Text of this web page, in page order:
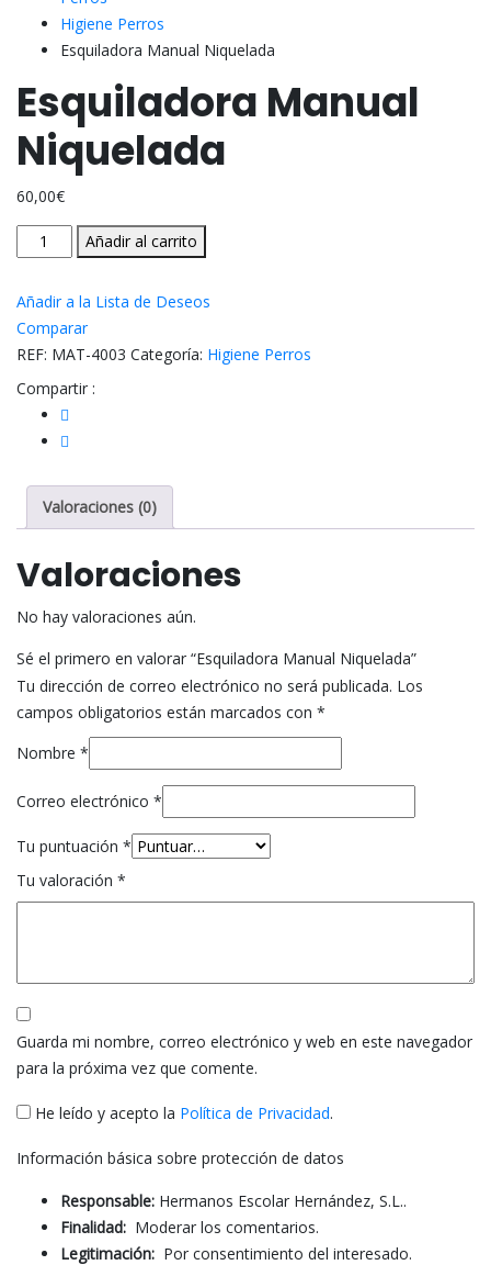
Higiene Perros
Esquiladora Manual Niquelada
Esquiladora Manual
Niquelada
60,00€
Esquiladora
Manual
Añadir al carrito
Añadir a la Lista de Deseos
Comparar
REF: MAT-4003 Categoría: Higiene Perros
Compartir :
Valoraciones (0)
Valoraciones
No hay valoraciones aún.
Sé el primero en valorar “Esquiladora Manual Niquelada”
Tu dirección de correo electrónico no será publicada. Los
campos obligatorios están marcados con *
Nombre *
Correo electrónico *
Tu puntuación *
Tu valoración *
Guarda mi nombre, correo electrónico y web en este navegador
para la próxima vez que comente.
He leído y acepto la Política de Privacidad.
Información básica sobre protección de datos
Responsable: Hermanos Escolar Hernández, S.L..
Finalidad: Moderar los comentarios.
Legitimación: Por consentimiento del interesado.